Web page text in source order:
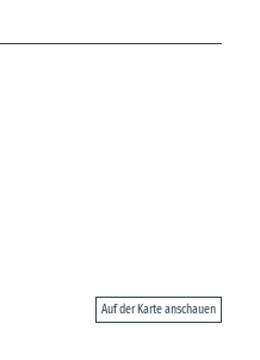
Auf der Karte anschauen